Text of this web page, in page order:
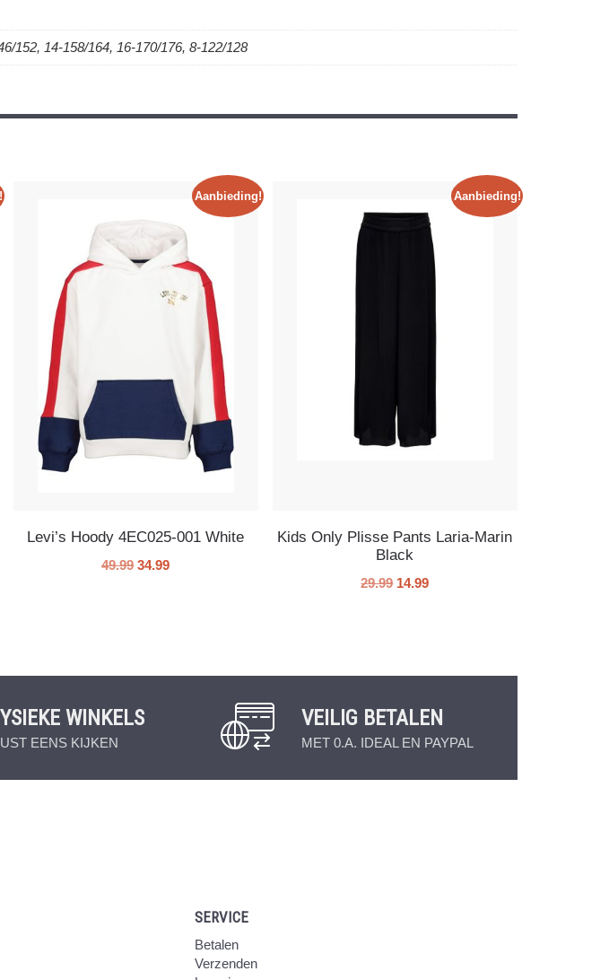
152, 14-158/164, 16-170/176, 8-122/128
Aanbieding!
Levi’s Hoody 4EC025-001 White
49.99 34.99
Aanbieding!
Kids Only Plisse Pants Laria-Marin
Black
29.99 14.99
WINKELS
EENS KIJKEN
VEILIG BETALEN
MET 0.A. IDEAL EN PAYPAL
SERVICE
Betalen
Verzenden